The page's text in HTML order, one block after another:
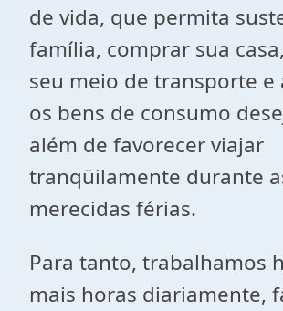
de vida, que permita
família, comprar sua
seu meio de transporte
os bens de consumo
além de favorecer viajar
tranqüilamente durante
merecidas férias.
Para tanto, trabalhamos
mais horas diariamente,